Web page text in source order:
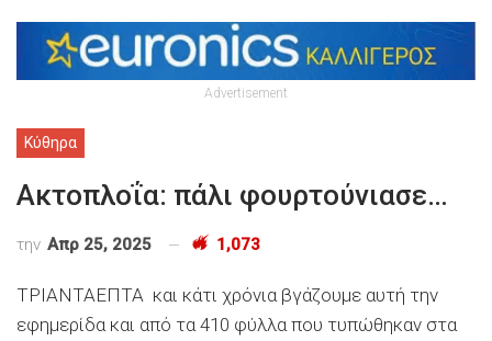
Advertisement
Κύθηρα
Ακτοπλοΐα: πάλι φουρτούνιασε…
την Απρ 25, 2025 1,073
ΤΡΙΑΝΤΑΕΠΤΑ και κάτι χρόνια βγάζουμε αυτή την
εφημερίδα και από τα 410 φύλλα που τυπώθηκαν στα